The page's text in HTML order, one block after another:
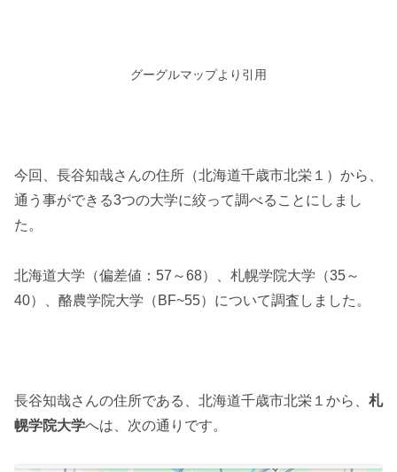
グーグルマップより引用
今回、長谷知哉さんの住所（北海道千歳市北栄１）から、
通う事ができる3つの大学に絞って調べることにしまし
た。
北海道大学（偏差値：57～68）、札幌学院大学（35～
40）、酪農学院大学（BF~55）について調査しました。
長谷知哉さんの住所である、北海道千歳市北栄１から、 札
幌学院大学へは、次の通りです。